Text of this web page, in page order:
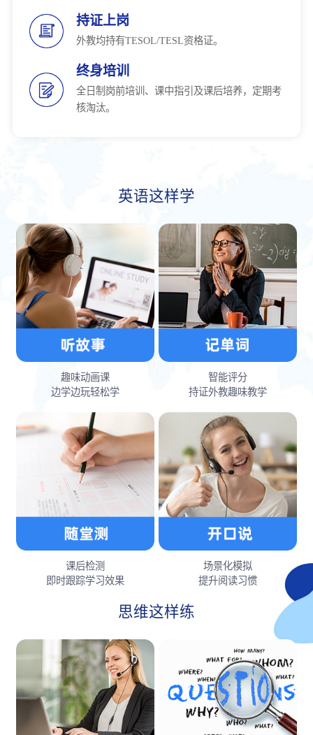
持证上岗
外教均持有TESOL/TESL资格证。
终身培训
全日制岗前培训、课中指引及课后培养，定期考
核淘汰。
英语这样学
趣味动画课
边学边玩轻松学
智能评分
持证外教趣味教学
课后检测
即时跟踪学习效果
场景化模拟
提升阅读习惯
思维这样练